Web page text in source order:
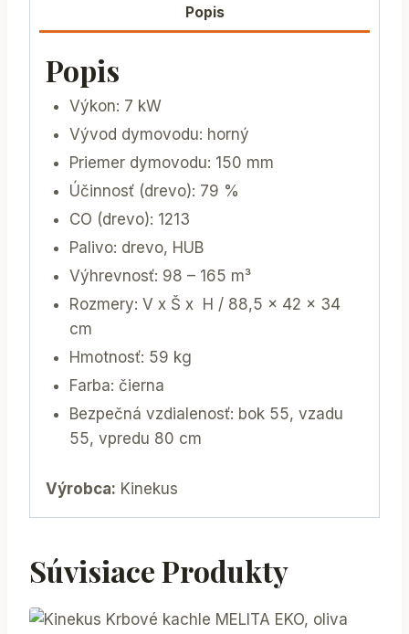
Popis
Popis
Výkon: 7 kW
Vývod dymovodu: horný
Priemer dymovodu: 150 mm
Účinnosť (drevo): 79 %
CO (drevo): 1213
Palivo: drevo, HUB
Výhrevnosť: 98 – 165 m³
Rozmery: V x Š x H / 88,5 x 42 x 34
cm
Hmotnosť: 59 kg
Farba: čierna
Bezpečná vzdialenosť: bok 55, vzadu
55, vpredu 80 cm
Výrobca: Kinekus
Súvisiace Produkty